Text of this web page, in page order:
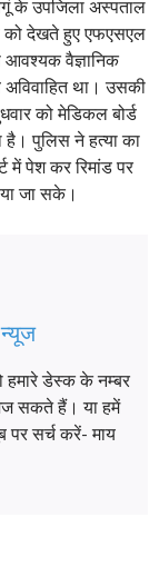
के उपजिला अस्पताल
को देखते हुए एफएसएल
आवश्यक वैज्ञानिक
अविवाहित था। उसकी
को मेडिकल बोर्ड
है। पुलिस ने हत्या का
में पेश कर रिमांड पर
जा सके।
हमारे डेस्क के नम्बर
सकते हैं। या हमें
सर्च करें- माय